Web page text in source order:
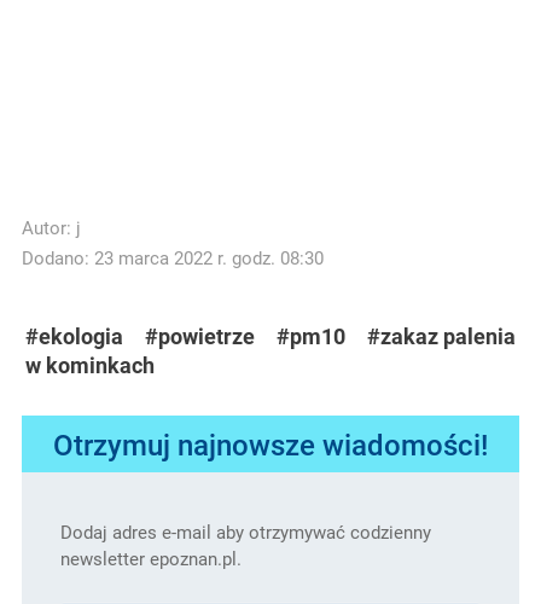
Autor: j
Dodano: 23 marca 2022 r. godz. 08:30
#ekologia #powietrze #pm10
#zakaz palenia
w kominkach
Otrzymuj najnowsze wiadomości!
Dodaj adres e-mail aby otrzymywać codzienny
newsletter epoznan.pl.